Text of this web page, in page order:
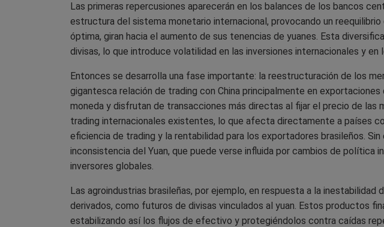
Las primeras repercusiones aparecerán en los balances de los bancos
estructura del sistema monetario internacional, provocando un
óptima, giran hacia el aumento de sus tenencias de yuanes. Esta
divisas, lo que introduce volatilidad en las inversiones internacionales y en
Entonces se desarrolla una fase importante: la reestructuración de los
gigantesca relación de trading con China principalmente en
moneda y disfrutan de transacciones más directas al fijar el precio de
trading internacionales existentes, lo que afecta directamente a países
eficiencia de trading y la rentabilidad para los exportadores brasileños.
inconsistencia del Yuan, que puede verse influida por cambios de
inversores globales.
Las agroindustrias brasileñas, por ejemplo, en respuesta a la
derivados, como futuros de divisas vinculados al yuan. Estos productos
estabilizando así los flujos de efectivo y protegiéndolos contra caídas